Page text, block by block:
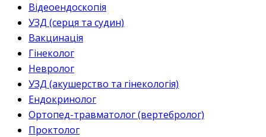
Відеоендоскопія
УЗД (серця та судин)
Вакцинація
Гінеколог
Невролог
УЗД (акушерство та гінекологія)
Ендокринолог
Ортопед-травматолог (вертебролог)
Проктолог